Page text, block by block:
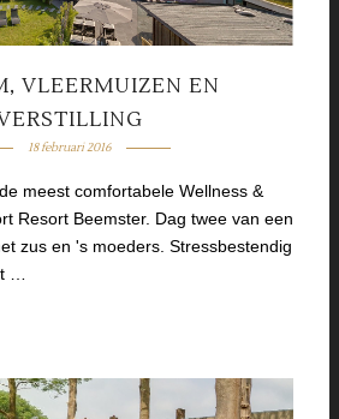
VLEERMUIZEN EN
18 februari 2016
meest comfortabele Wellness &
Resort Beemster. Dag twee van een
zus en 's moeders. Stressbestendig
…